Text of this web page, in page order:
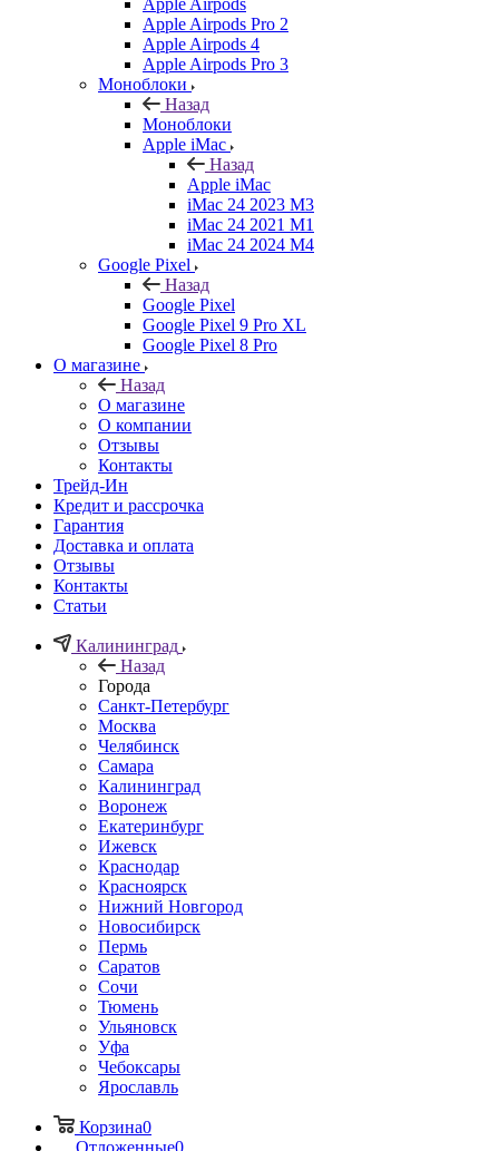
Apple Airpods
Apple Airpods Pro 2
Apple Airpods 4
Apple Airpods Pro 3
Моноблоки
Назад
Моноблоки
Apple iMac
Назад
Apple iMac
iMac 24 2023 M3
iMac 24 2021 M1
iMac 24 2024 M4
Google Pixel
Назад
Google Pixel
Google Pixel 9 Pro XL
Google Pixel 8 Pro
О магазине
Назад
О магазине
О компании
Отзывы
Контакты
Трейд-Ин
Кредит и рассрочка
Гарантия
Доставка и оплата
Отзывы
Контакты
Статьи
Калининград
Назад
Города
Санкт-Петербург
Москва
Челябинск
Самара
Калининград
Воронеж
Екатеринбург
Ижевск
Краснодар
Красноярск
Нижний Новгород
Новосибирск
Пермь
Саратов
Сочи
Тюмень
Ульяновск
Уфа
Чебоксары
Ярославль
Корзина0
Отложенные0